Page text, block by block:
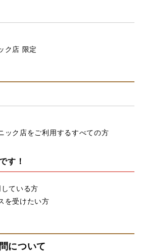
ク店 限定
ック店をご利用するすべての方
す！
している方
を受けたい方
について